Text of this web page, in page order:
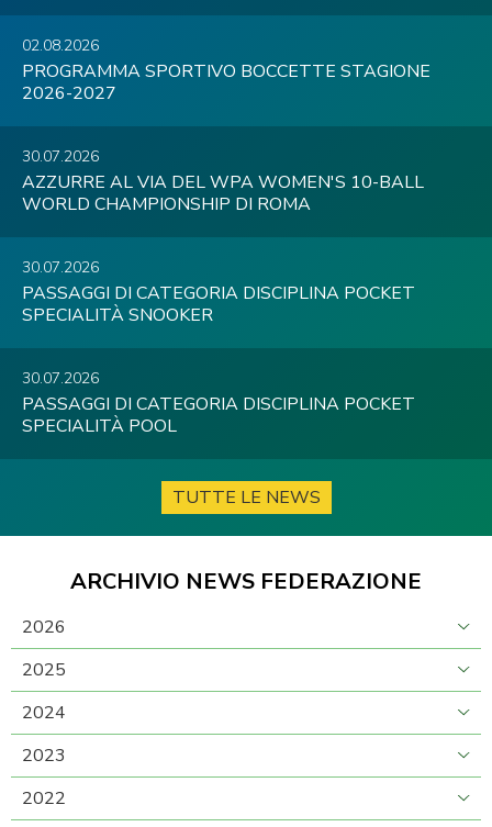
02.08.2026
PROGRAMMA SPORTIVO BOCCETTE STAGIONE
2026-2027
30.07.2026
AZZURRE AL VIA DEL WPA WOMEN'S 10-BALL
WORLD CHAMPIONSHIP DI ROMA
30.07.2026
PASSAGGI DI CATEGORIA DISCIPLINA POCKET
SPECIALITÀ SNOOKER
30.07.2026
PASSAGGI DI CATEGORIA DISCIPLINA POCKET
SPECIALITÀ POOL
TUTTE LE NEWS
ARCHIVIO NEWS FEDERAZIONE
2026
2025
2024
2023
2022